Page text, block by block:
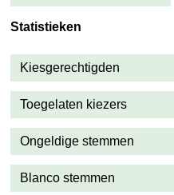
Statistieken
Kiesgerechtigden
Toegelaten kiezers
Ongeldige stemmen
Blanco stemmen